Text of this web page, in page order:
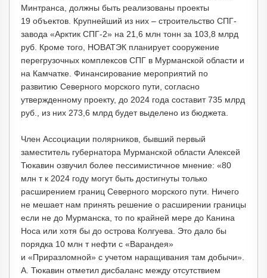
Минтранса, должны быть реализованы проекты
19 объектов. Крупнейший из них – строительство СПГ-
завода «Арктик СПГ-2» на 21,6 млн тонн за 103,8 млрд
руб. Кроме того, НОВАТЭК планирует сооружение
перегрузочных комплексов СПГ в Мурманской области и
на Камчатке. Финансирование мероприятий по
развитию Северного морского пути, согласно
утвержденному проекту, до 2024 года составит 735 млрд
руб., из них 273,6 млрд будет выделено из бюджета.
Член Ассоциации полярников, бывший первый
заместитель губернатора Мурманской области Алексей
Тюкавин озвучил более пессимистичное мнение: «80
млн т к 2024 году могут быть достигнуты только
расширением границ Северного морского пути. Ничего
не мешает нам принять решение о расширении границы
если не до Мурманска, то по крайней мере до Канина
Носа или хотя бы до острова Колгуева. Это дало бы
порядка 10 млн т нефти с «Варандея»
и «Приразломной» с учетом наращивания там добычи».
А. Тюкавин отметил дисбаланс между отсутствием